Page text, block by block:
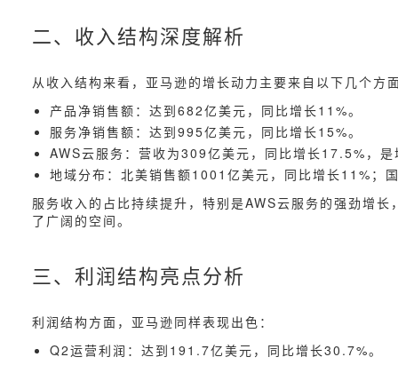
二、收入结构深度解析
从收入结构来看，亚马逊的增长动力主要来自以下几个方
产品净销售额：达到682亿美元，同比增长11%。
服务净销售额：达到995亿美元，同比增长15%。
AWS云服务：营收为309亿美元，同比增长17.5%，
地域分布：北美销售额1001亿美元，同比增长11%；
服务收入的占比持续提升，特别是AWS云服务的强劲增
了广阔的空间。
三、利润结构亮点分析
利润结构方面，亚马逊同样表现出色：
Q2运营利润：达到191.7亿美元，同比增长30.7%。